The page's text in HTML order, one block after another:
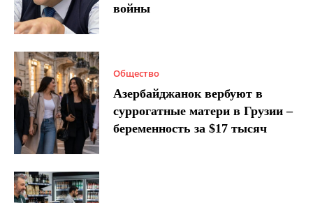
войны
Общество
Азербайджанок вербуют в
суррогатные матери в Грузии –
беременность за $17 тысяч